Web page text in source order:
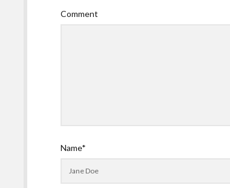
Comment
Name*